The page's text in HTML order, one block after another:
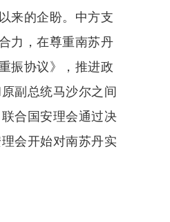
来的企盼。中方支
力，在尊重南苏丹
振协议》，推进政
副总统马沙尔之间
合国安理会通过决
会开始对南苏丹实